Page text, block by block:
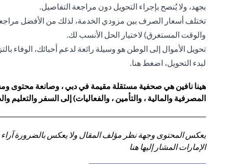
بجهد، ولا يُنصح بإجراء التحويل دون مراجعة التفاصيل.
تختلف أسعار الصرف بين مزودي الخدمة، لذلك من الأفضل مراجعة
والوقت المستغرق) لاختيار الحل الأنسب لك.
تحويل الأموال إلى الوطن هو وسيلة رائعة لدعم أحبائك، الوفاء
لبدء التحويل، اضغط هنا.
هينا نافين هي صحفية مستقلة مقيمة في دبي ، وصانعة محتوى
المصرفية والمالية ، والتأمين ، والفعاليات) إلى السفر والتعليم
يعكس المحتوى وجهة نظر مؤلف المقال ولا يعكس بالضرورة آراء
الإمارات المشار إليها هنا